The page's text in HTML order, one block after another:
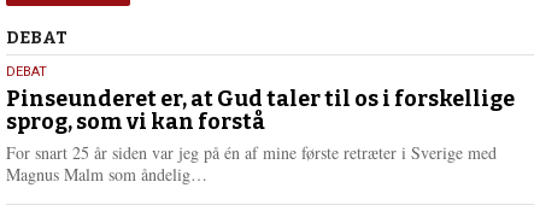
Debat
DEBAT
5.
august
2026
DEBAT
Pinseunderet er, at Gud taler til os i forskellige
sprog, som vi kan forstå
For snart 25 år siden var jeg på én af mine første retræter i Sverige med
Magnus Malm som åndelig…